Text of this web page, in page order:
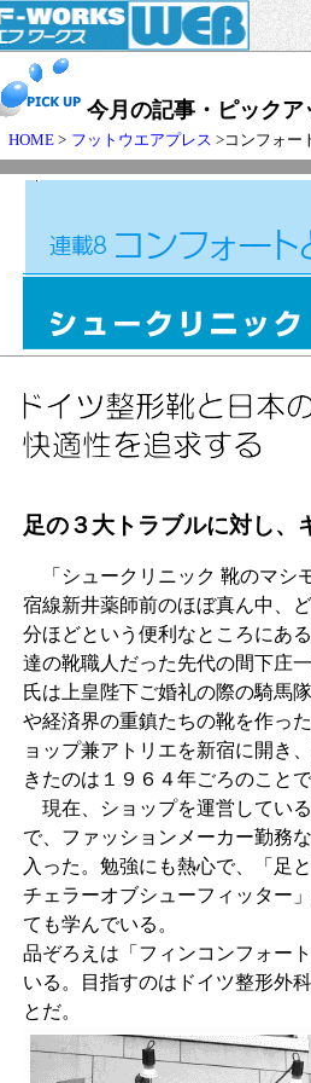
今月の記事・ピックア
HOME > フットウエアプレス >コンフォー
足の３大トラブルに対し、
「シュークリニック 靴のマシ
宿線新井薬師前のほぼ真ん中、
分ほどという便利なところにあ
達の靴職人だった先代の間下庄
氏は上皇陛下ご婚礼の際の騎馬
や経済界の重鎮たちの靴を作っ
ョップ兼アトリエを新宿に開き
きたのは１９６４年ごろのことで
現在、ショップを運営してい
で、ファッションメーカー勤務
入った。勉強にも熱心で、「足
チェラーオブシューフィッター
ても学んでいる。
品ぞろえは「フィンコンフォー
いる。目指すのはドイツ整形外
とだ。